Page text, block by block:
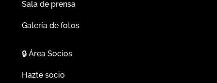
Sala de prensa
Galería de fotos
🔒Área Socios
Hazte socio